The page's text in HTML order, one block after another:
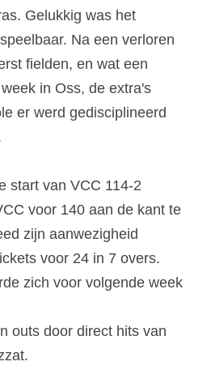
Gelukkig was het
Na een verloren
fielden, en wat een
in Oss, de extra's
er werd gedisciplineerd
start van VCC 114-2
voor 140 aan de kant te
zijn aanwezigheid
voor 24 in 7 overs.
zich voor volgende week
outs door direct hits van